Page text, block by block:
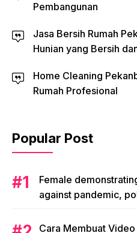
Pembangunan
Jasa Bersih Rumah
Hunian yang Bersih
Home Cleaning
Rumah Profesional
Popular Post
Female
against pandemic,
Cara Membuat